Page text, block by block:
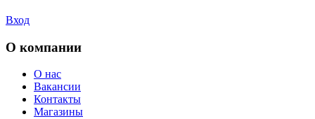
Вход
О компании
О нас
Вакансии
Контакты
Магазины